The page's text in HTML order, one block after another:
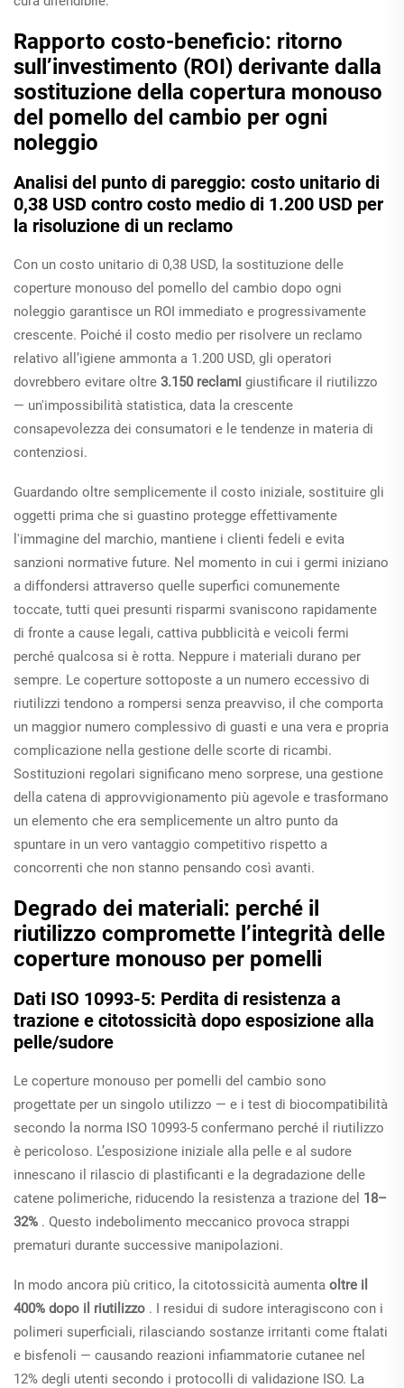
Rapporto costo-beneficio: ritorno
sull’investimento (ROI) derivante dalla
sostituzione della copertura monouso
del pomello del cambio per ogni
noleggio
Analisi del punto di pareggio: costo unitario di
0,38 USD contro costo medio di 1.200 USD per
la risoluzione di un reclamo
Con un costo unitario di 0,38 USD, la sostituzione delle
coperture monouso del pomello del cambio dopo ogni
noleggio garantisce un ROI immediato e progressivamente
crescente. Poiché il costo medio per risolvere un reclamo
relativo all’igiene ammonta a 1.200 USD, gli operatori
dovrebbero evitare oltre 3.150 reclami giustificare il riutilizzo
— un'impossibilità statistica, data la crescente
consapevolezza dei consumatori e le tendenze in materia di
contenziosi.
Guardando oltre semplicemente il costo iniziale, sostituire gli
oggetti prima che si guastino protegge effettivamente
l'immagine del marchio, mantiene i clienti fedeli e evita
sanzioni normative future. Nel momento in cui i germi iniziano
a diffondersi attraverso quelle superfici comunemente
toccate, tutti quei presunti risparmi svaniscono rapidamente
di fronte a cause legali, cattiva pubblicità e veicoli fermi
perché qualcosa si è rotta. Neppure i materiali durano per
sempre. Le coperture sottoposte a un numero eccessivo di
riutilizzi tendono a rompersi senza preavviso, il che comporta
un maggior numero complessivo di guasti e una vera e propria
complicazione nella gestione delle scorte di ricambi.
Sostituzioni regolari significano meno sorprese, una gestione
della catena di approvvigionamento più agevole e trasformano
un elemento che era semplicemente un altro punto da
spuntare in un vero vantaggio competitivo rispetto a
concorrenti che non stanno pensando così avanti.
Degrado dei materiali: perché il
riutilizzo compromette l’integrità delle
coperture monouso per pomelli
Dati ISO 10993-5: Perdita di resistenza a
trazione e citotossicità dopo esposizione alla
pelle/sudore
Le coperture monouso per pomelli del cambio sono
progettate per un singolo utilizzo — e i test di biocompatibilità
secondo la norma ISO 10993-5 confermano perché il riutilizzo
è pericoloso. L’esposizione iniziale alla pelle e al sudore
innescano il rilascio di plastificanti e la degradazione delle
catene polimeriche, riducendo la resistenza a trazione del 18–
32% . Questo indebolimento meccanico provoca strappi
prematuri durante successive manipolazioni.
In modo ancora più critico, la citotossicità aumenta oltre il
400% dopo il riutilizzo . I residui di sudore interagiscono con i
polimeri superficiali, rilasciando sostanze irritanti come ftalati
e bisfenoli — causando reazioni infiammatorie cutanee nel
12% degli utenti secondo i protocolli di validazione ISO. La